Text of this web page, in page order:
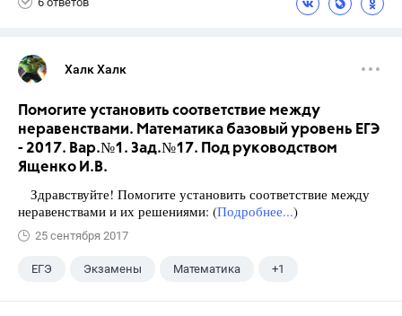
Халк Халк
Помогите установить соответствие между
неравенствами. Математика базовый уровень ЕГЭ
- 2017. Вар.№1. Зад.№17. Под руководством
Ященко И.В.
Здравствуйте! Помогите установить соответствие между
неравенствами и их решениями: (Подробнее...)
25 сентября 2017
ЕГЭ Экзамены Математика +1